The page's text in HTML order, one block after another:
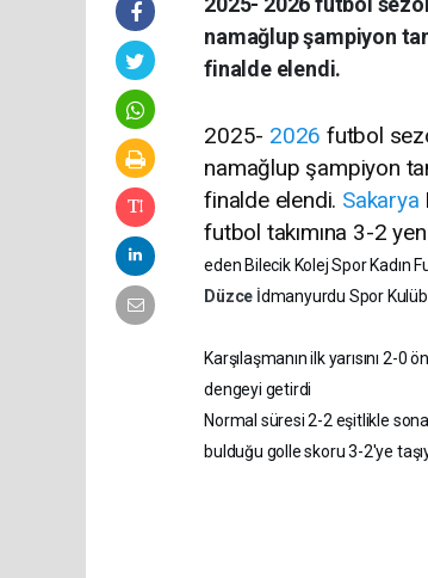
namağlup şampiyon
finalde elendi.
2025- 2026 futbol
namağlup şampiyon
finalde elendi. Sakarya
futbol takımına 3-2
eden Bilecik Kolej Spor Kadın
Düzce İdmanyurdu Spor
Karşılaşmanın ilk yarısını 2-
dengeyi getirdi
Normal süresi 2-2 eşitlikle
bulduğu golle skoru 3-2'ye